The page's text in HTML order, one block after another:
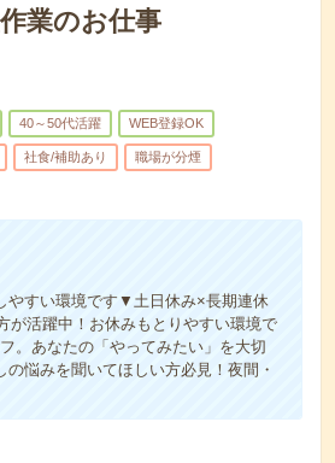
業のお仕事
40～50代活躍 WEB登録OK
社食/補助あり 職場が分煙
やすい環境です▼土日休み×長期連休
活躍中！お休みもとりやすい環境で
。あなたの「やってみたい」を大切
悩みを聞いてほしい方必見！夜間・